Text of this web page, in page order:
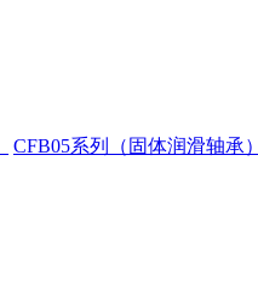
CFB05系列（固体润滑轴承）